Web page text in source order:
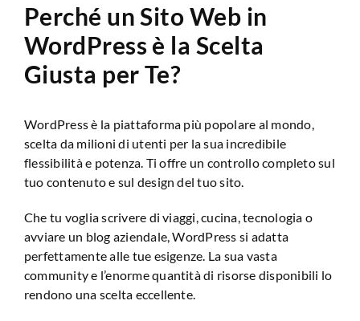
Perché un Sito Web in
WordPress è la Scelta
Giusta per Te?
WordPress è la piattaforma più popolare al mondo,
scelta da milioni di utenti per la sua incredibile
flessibilità e potenza. Ti offre un controllo completo sul
tuo contenuto e sul design del tuo sito.
Che tu voglia scrivere di viaggi, cucina, tecnologia o
avviare un blog aziendale, WordPress si adatta
perfettamente alle tue esigenze. La sua vasta
community e l’enorme quantità di risorse disponibili lo
rendono una scelta eccellente.